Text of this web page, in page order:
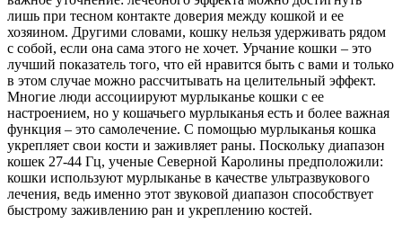
лишь при тесном контакте доверия между кошкой и ее
хозяином. Другими словами, кошку нельзя удерживать рядом
с собой, если она сама этого не хочет. Урчание кошки – это
лучший показатель того, что ей нравится быть с вами и только
в этом случае можно рассчитывать на целительный эффект.
Многие люди ассоциируют мурлыканье кошки с ее
настроением, но у кошачьего мурлыканья есть и более важная
функция – это самолечение. С помощью мурлыканья кошка
укрепляет свои кости и заживляет раны. Поскольку диапазон
кошек 27-44 Гц, ученые Северной Каролины предположили:
кошки используют мурлыканье в качестве ультразвукового
лечения, ведь именно этот звуковой диапазон способствует
быстрому заживлению ран и укреплению костей.